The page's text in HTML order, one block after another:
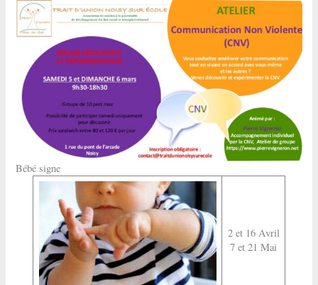
Bébé signe
2 et 16 Avril
7 et 21 Mai